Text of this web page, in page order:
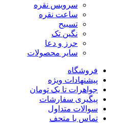
سرویس نقره
ساعت نقره
تسبیح
نگین تک
حرز و دعا
سایر محصولات
فروشگاه
پیشنهادات ویژه
جواهرات تا یک تومان
پیگیری سفارشات
سوالات متداول
تماس با متحف